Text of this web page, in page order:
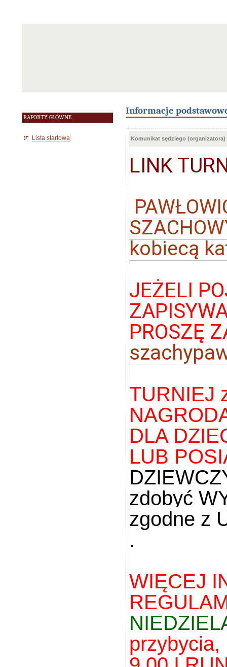
RAPORTY GŁÓWNE
Lista startowa
Informacje
Komunikat sędziego (organizatora)
LINK
kobiecą
JEŻELI
PROSZĘ
TURNIEJ
DLA
LUB
zdobyć
zgodne z
.
WIĘCEJ
przybycia,